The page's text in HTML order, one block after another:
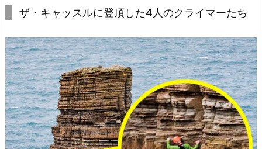
ザ・キャッスルに登頂した4人のクライマーたち